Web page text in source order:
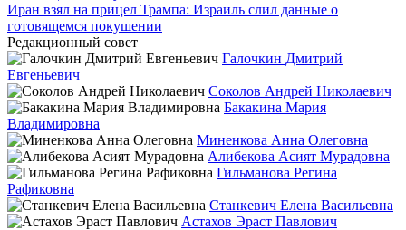
Иран взял на прицел Трампа: Израиль слил данные о
готовящемся покушении
Редакционный совет
Галочкин Дмитрий
Евгеньевич
Соколов Андрей Николаевич
Бакакина Мария
Владимировна
Миненкова Анна Олеговна
Алибекова Асият Мурадовна
Гильманова Регина
Рафиковна
Станкевич Елена Васильевна
Астахов Эраст Павлович